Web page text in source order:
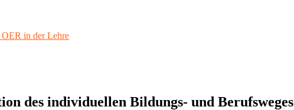
in der Lehre
des individuellen Bildungs- und Berufsweges